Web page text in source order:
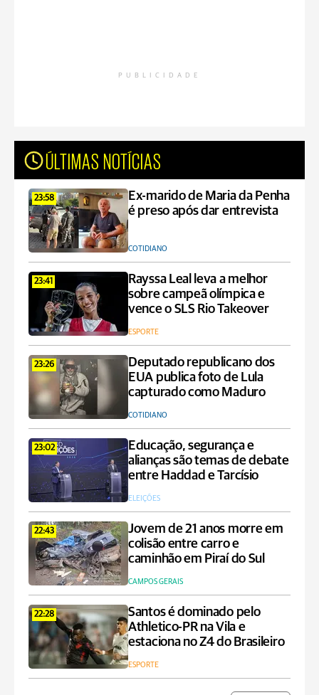
PUBLICIDADE
ÚLTIMAS NOTÍCIAS
23:58
Ex-marido de Maria da Penha
é preso após dar entrevista
COTIDIANO
23:41
Rayssa Leal leva a melhor
sobre campeã olímpica e
vence o SLS Rio Takeover
ESPORTE
23:26
Deputado republicano dos
EUA publica foto de Lula
capturado como Maduro
COTIDIANO
23:02
Educação, segurança e
alianças são temas de debate
entre Haddad e Tarcísio
ELEIÇÕES
22:43
Jovem de 21 anos morre em
colisão entre carro e
caminhão em Piraí do Sul
CAMPOS GERAIS
22:28
Santos é dominado pelo
Athletico-PR na Vila e
estaciona no Z4 do Brasileiro
ESPORTE